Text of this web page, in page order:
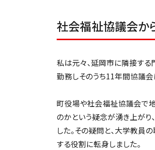
社会福祉協議会か
私は元々、延岡市に隣接する
勤務しそのうち11年間協議会
町役場や社会福祉協議会で
のかという疑念が湧き上がり
した。その疑問と、大学教員
する役割に転身しました。